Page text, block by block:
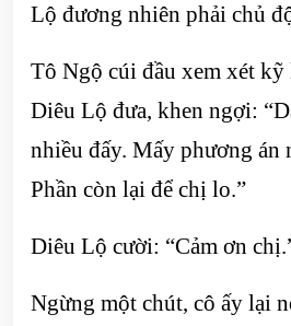
Lộ đương nhiên phải chủ
Tô Ngộ cúi đầu xem xét
Diêu Lộ đưa, khen ngợi:
nhiều đấy. Mấy phương án
Phần còn lại để chị lo.”
Diêu Lộ cười: “Cảm ơn
Ngừng một chút, cô ấy lại